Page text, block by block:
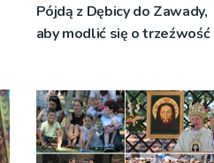
Pójdą z Dębicy do Zawady,
aby modlić się o trzeźwość